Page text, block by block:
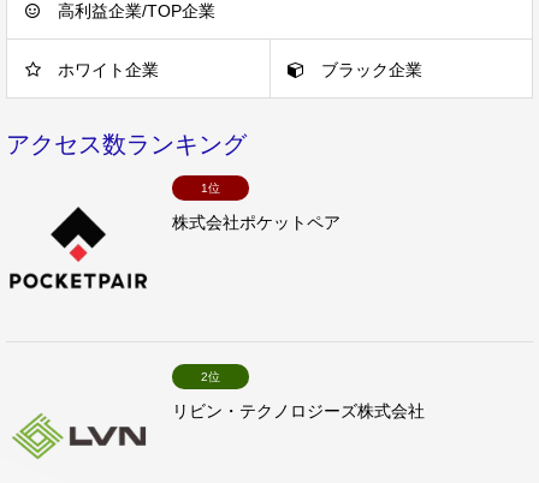
高利益企業/TOP企業
ホワイト企業 ブラック企業
アクセス数ランキング
1位
株式会社ポケットペア
2位
リビン・テクノロジーズ株式会社